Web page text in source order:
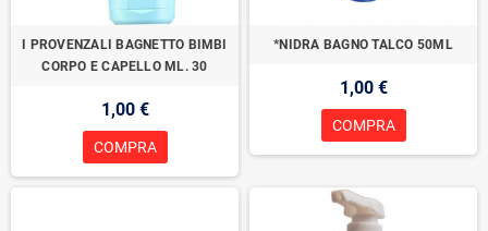
I PROVENZALI BAGNETTO BIMBI
CORPO E CAPELLO ML. 30
1,00 €
COMPRA
*NIDRA BAGNO TALCO 50ML
1,00 €
COMPRA